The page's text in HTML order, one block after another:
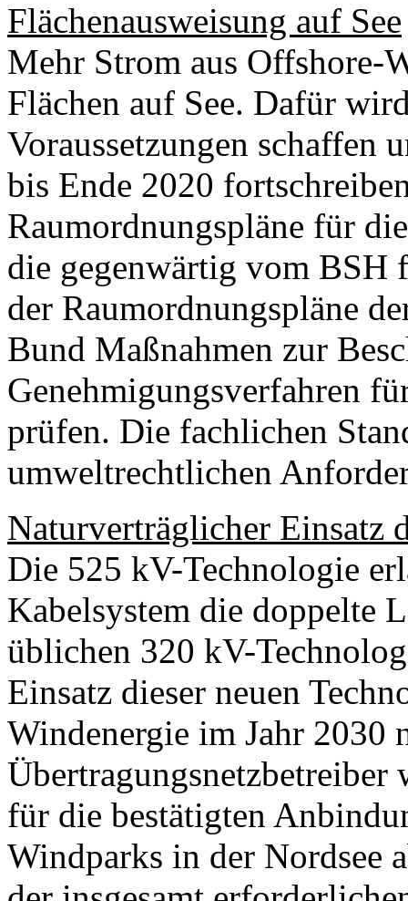
Flächenausweisung auf See
Mehr Strom aus Offshore-
Flächen auf See. Dafür
Voraussetzungen schaffen
bis Ende 2020
Raumordnungspläne für
die gegenwärtig vom BSH
der Raumordnungspläne
Bund Maßnahmen zur
Genehmigungsverfahren
prüfen. Die fachlichen
umweltrechtlichen
Naturverträglicher Einsatz
Die 525 kV-Technologie
Kabelsystem die doppelte
üblichen 320 kV-
Einsatz dieser neuen
Windenergie im Jahr 2030
für die bestätigten
Windparks in der Nordsee